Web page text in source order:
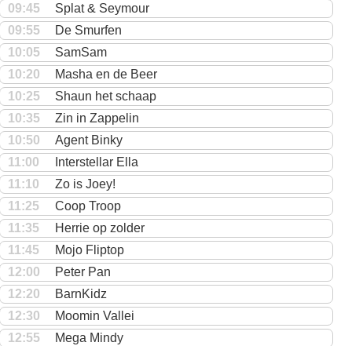
09:45
Splat & Seymour
09:55
De Smurfen
10:05
SamSam
10:20
Masha en de Beer
10:25
Shaun het schaap
10:35
Zin in Zappelin
10:50
Agent Binky
11:00
Interstellar Ella
11:10
Zo is Joey!
11:25
Coop Troop
11:35
Herrie op zolder
11:45
Mojo Fliptop
12:00
Peter Pan
12:20
BarnKidz
12:30
Moomin Vallei
12:55
Mega Mindy